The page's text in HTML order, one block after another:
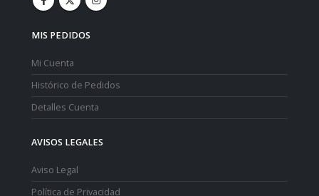
MIS PEDIDOS
Mi Cuenta
Histórico de Pedidos
Detalles Cuenta
AVISOS LEGALES
Aviso Legal
Política de Privacidad